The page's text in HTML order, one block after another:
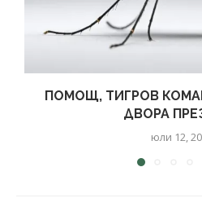
ПОМОЩ, ТИГРОВ
ДВОРА
юли 12,